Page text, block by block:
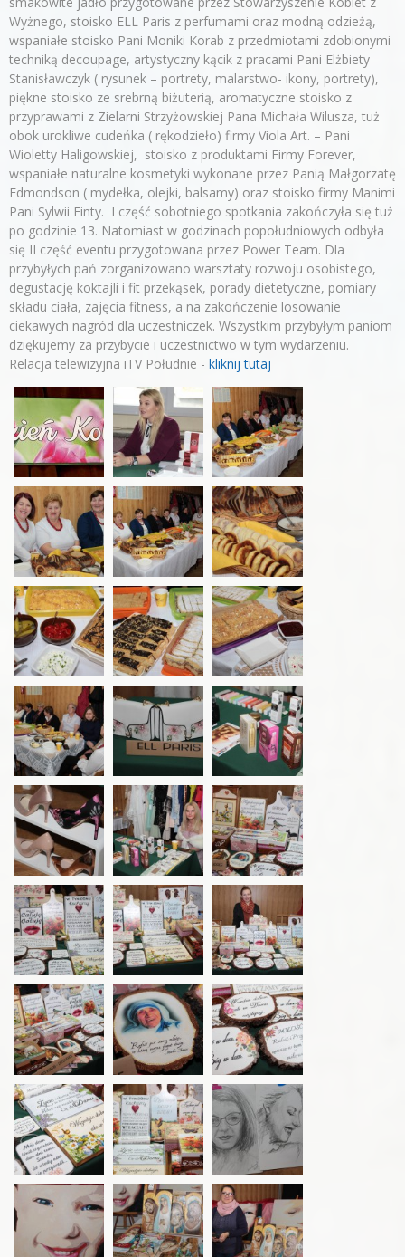
Wyżnego, stoisko ELL Paris z perfumami oraz modną odzieżą,
wspaniałe stoisko Pani Moniki Korab z przedmiotami zdobionymi
techniką decoupage, artystyczny kącik z pracami Pani Elżbiety
Stanisławczyk ( rysunek – portrety, malarstwo- ikony, portrety),
piękne stoisko ze srebrną biżuterią, aromatyczne stoisko z
przyprawami z Zielarni Strzyżowskiej Pana Michała Wilusza, tuż
obok urokliwe cudeńka ( rękodzieło) firmy Viola Art. – Pani
Wioletty Haligowskiej, stoisko z produktami Firmy Forever,
wspaniałe naturalne kosmetyki wykonane przez Panią Małgorzatę
Edmondson ( mydełka, olejki, balsamy) oraz stoisko firmy Manimi
Pani Sylwii Finty. I część sobotniego spotkania zakończyła się tuż
po godzinie 13. Natomiast w godzinach popołudniowych odbyła
się II część eventu przygotowana przez Power Team. Dla
przybyłych pań zorganizowano warsztaty rozwoju osobistego,
degustację koktajli i fit przekąsek, porady dietetyczne, pomiary
składu ciała, zajęcia fitness, a na zakończenie losowanie
ciekawych nagród dla uczestniczek. Wszystkim przybyłym paniom
dziękujemy za przybycie i uczestnictwo w tym wydarzeniu.
Relacja telewizyjna iTV Południe - kliknij tutaj